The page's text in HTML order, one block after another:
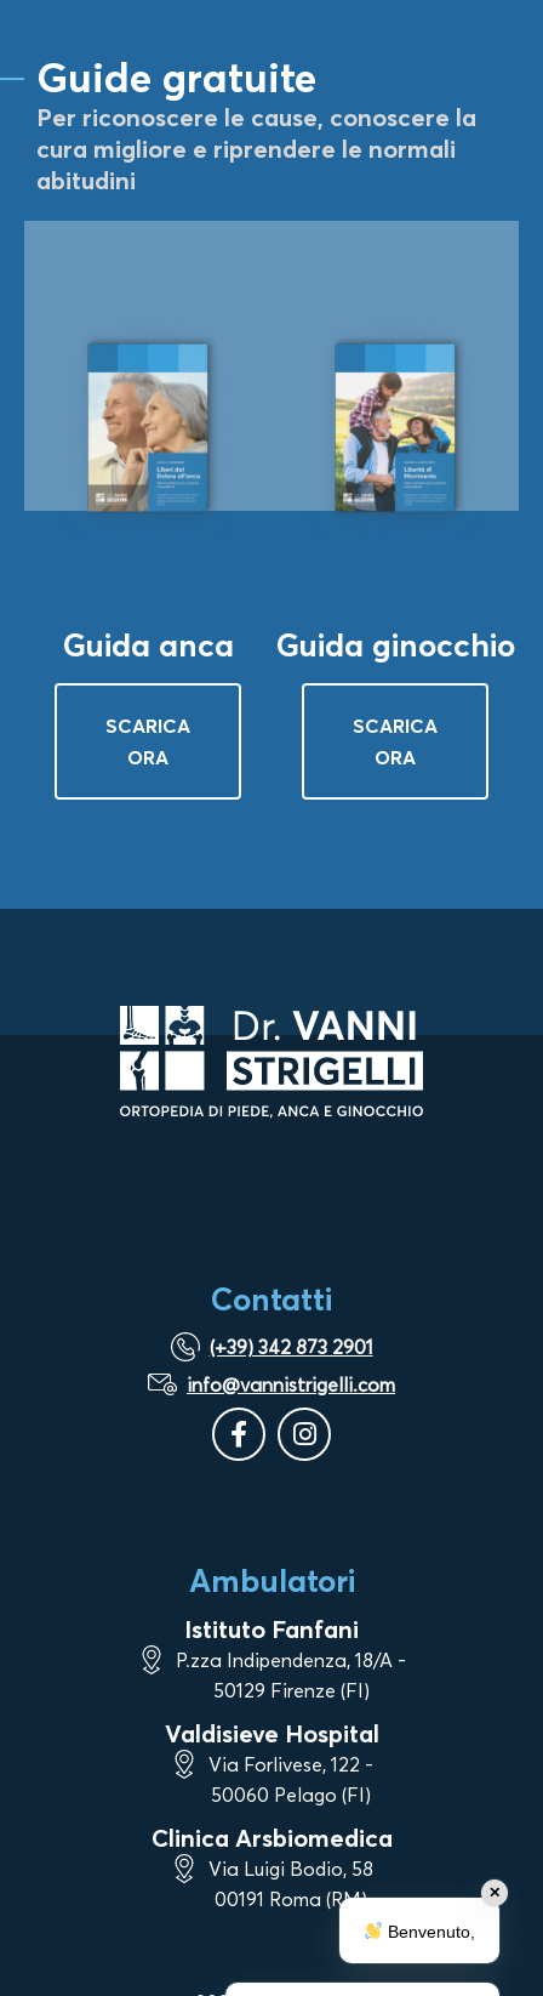
Guide gratuite
Per riconoscere le cause, conoscere la
cura migliore e riprendere le normali
abitudini
Guida anca
SCARICA
ORA
Guida ginocchio
SCARICA
ORA
Contatti
(+39) 342 873 2901
info@vannistrigelli.com
Ambulatori
Istituto Fanfani
P.zza Indipendenza, 18/A -
50129 Firenze (FI)
Valdisieve Hospital
Via Forlivese, 122 -
50060 Pelago (FI)
Clinica Arsbiomedica
Via Luigi Bodio, 58
00191 Roma (RM)
✕
Benvenuto,